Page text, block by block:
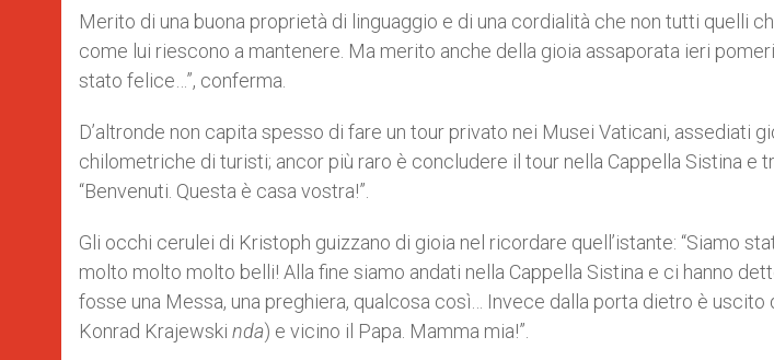
Merito di una buona proprietà di linguaggio e di una cordialità che non tutti quelli
come lui riescono a mantenere. Ma merito anche della gioia assaporata ieri
stato felice…”, conferma.
D’altronde non capita spesso di fare un tour privato nei Musei Vaticani, assediati
chilometriche di turisti; ancor più raro è concludere il tour nella Cappella Sistina e
“Benvenuti. Questa è casa vostra!”.
Gli occhi cerulei di Kristoph guizzano di gioia nel ricordare quell’istante: “Siamo
molto molto molto belli! Alla fine siamo andati nella Cappella Sistina e ci hanno
fosse una Messa, una preghiera, qualcosa così… Invece dalla porta dietro è uscito
Konrad Krajewski nda) e vicino il Papa. Mamma mia!”.